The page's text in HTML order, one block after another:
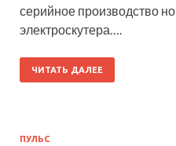
серийное производство
электроскутера….
ЧИТАТЬ ДАЛЕЕ
ПУЛЬС